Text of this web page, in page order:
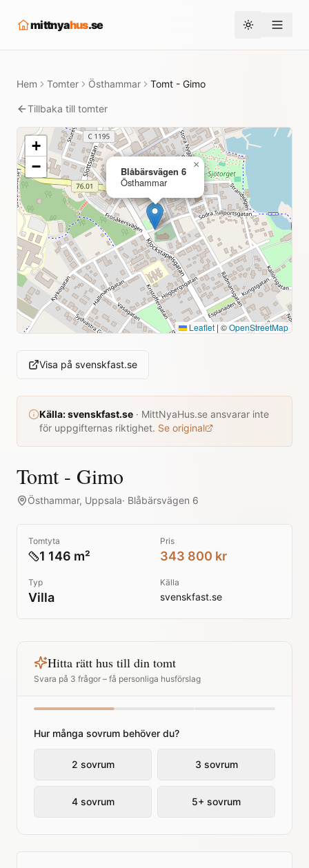
mittnyahus.se Toggle theme
Hem Tomter Östhammar Tomt - Gimo
Tillbaka till tomter
Blåbärsvägen 6
Östhammar
×
+
−
Leaflet | ©OpenStreetMap
Visa på svenskfast.se
Källa:svenskfast.se · MittNyaHus.se ansvarar inte
för uppgifternas riktighet. Se original
Tomt - Gimo
Östhammar, Uppsala· Blåbärsvägen 6
Tomtyta
1 146 m²
Pris
343 800 kr
Typ
Villa
Källa
svenskfast.se
Hitta rätt hus till din tomt
Svara på 3 frågor – få personliga husförslag
Hur många sovrum behöver du?
2 sovrum 3 sovrum
4 sovrum 5+ sovrum